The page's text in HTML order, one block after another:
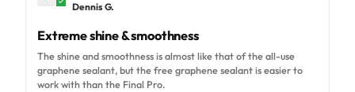
Dennis G.
Extreme shine & smoothness
The shine and smoothness is almost like that of the all-use
graphene sealant, but the free graphene sealant is easier to
work with than the Final Pro.